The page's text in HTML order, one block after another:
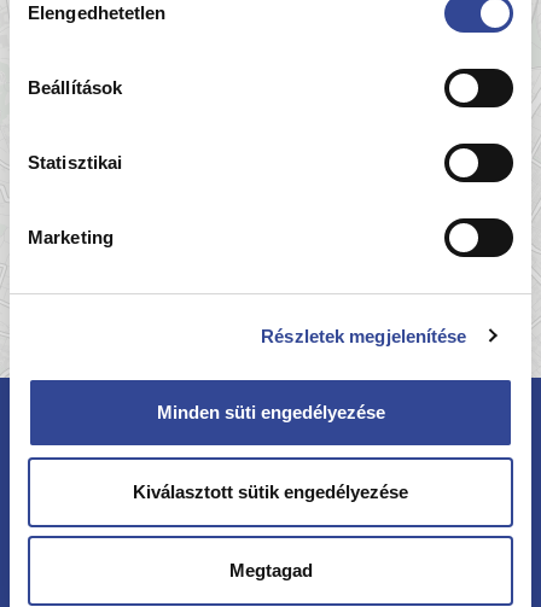
kiválasztása
Elengedhetetlen
Beállítások
Statisztikai
Marketing
Részletek megjelenítése
Minden süti engedélyezése
Kiválasztott sütik engedélyezése
Megtagad